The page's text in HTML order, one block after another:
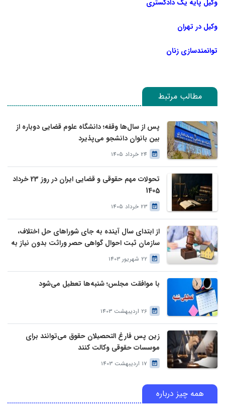
وکیل پایه یک دادگستری
وکیل در تهران
توانمندسازی زنان
مطالب مرتبط
پس از سال‌ها وقفه؛ دانشگاه علوم قضایی دوباره از
بین بانوان دانشجو می‌پذیرد
24 خرداد 1405
تحولات مهم حقوقی و قضایی ایران در روز 23 خرداد
1405
23 خرداد 1405
از ابتدای سال آینده به جای شوراهای حل اختلاف،
سازمان ثبت احوال گواهی حصر وراثت بدون نیاز به
درخواست وراث صادر خواهد کرد
22 شهریور 1403
با موافقت مجلس؛ شنبه‌ها تعطیل می‌شود
26 اردیبهشت 1403
زین پس فارغ التحصیلان حقوق می‌توانند برای
موسسات حقوقی وکالت کنند
17 اردیبهشت 1403
همه چیز درباره